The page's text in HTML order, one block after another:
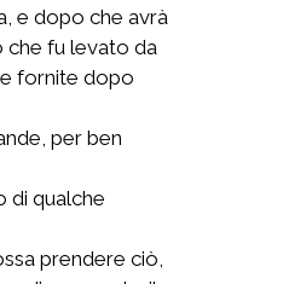
e dopo che avrà
che fu levato da
fornite dopo
per ben
di qualche
prendere ciò,